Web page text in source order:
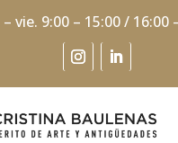
vie. 9:00 – 15:00 / 16:00